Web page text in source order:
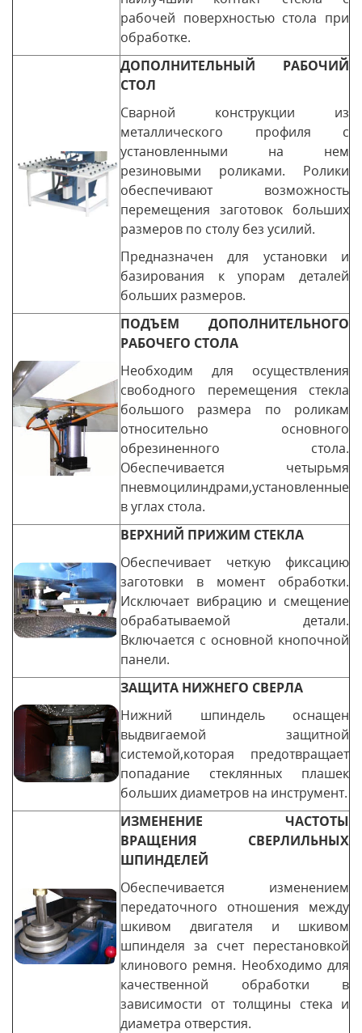
рабочей поверхностью стола при
обработке.
ДОПОЛНИТЕЛЬНЫЙ РАБОЧИЙ
СТОЛ
Сварной конструкции из
металлического профиля с
установленными на нем
резиновыми роликами. Ролики
обеспечивают возможность
перемещения заготовок больших
размеров по столу без усилий.
Предназначен для установки и
базирования к упорам деталей
больших размеров.
ПОДЪЕМ ДОПОЛНИТЕЛЬНОГО
РАБОЧЕГО СТОЛА
Необходим для осуществления
свободного перемещения стекла
большого размера по роликам
относительно основного
обрезиненного стола.
Обеспечивается четырьмя
пневмоцилиндрами,установленные
в углах стола.
ВЕРХНИЙ ПРИЖИМ СТЕКЛА
Обеспечивает четкую фиксацию
заготовки в момент обработки.
Исключает вибрацию и смещение
обрабатываемой детали.
Включается с основной кнопочной
панели.
ЗАЩИТА НИЖНЕГО СВЕРЛА
Нижний шпиндель оснащен
выдвигаемой защитной
системой,которая предотвращает
попадание стеклянных плашек
больших диаметров на инструмент.
ИЗМЕНЕНИЕ ЧАСТОТЫ
ВРАЩЕНИЯ СВЕРЛИЛЬНЫХ
ШПИНДЕЛЕЙ
Обеспечивается изменением
передаточного отношения между
шкивом двигателя и шкивом
шпинделя за счет перестановкой
клинового ремня. Необходимо для
качественной обработки в
зависимости от толщины стека и
диаметра отверстия.